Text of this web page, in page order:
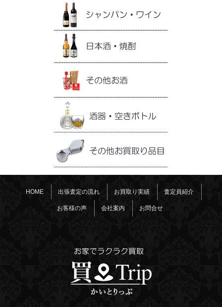
HOME 出張査定の流れ お買取り実績 査定員紹介
お客様の声 会社案内 お問合せ